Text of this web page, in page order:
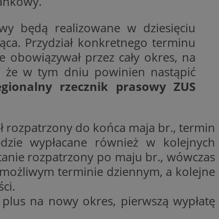
będą realizowane w dziesięciu
Przydział konkretnego terminu
przez cały okres, na
że w tym dniu powinien nastąpić
rzecznik prasowy ZUS
rozpatrzony do końca maja br., termin
wypłacane również w kolejnych
rozpatrzony po maju br., wówczas
terminie dziennym, a kolejne
na nowy okres, pierwszą wypłatę
internetowej,
usługę Cookie-
preferencji
na pliki cookie.
Cookie-
gościa na
celów
do
Analytics - co
usługi
Jest on
i służy do
sesji i kampanii
który
w
Bidswitch
zapewnić, że
samych
który
w